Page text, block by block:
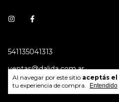
Al navegar por este sitio aceptás
tu experiencia de compra.
Entendido
541135041313
ventas@dalida.com.ar
Av. Dorrego 1438, CABA